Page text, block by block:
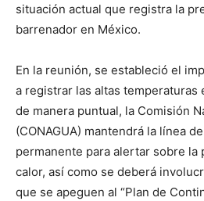
situación actual que registra la
barrenador en México.
En la reunión, se estableció el
a registrar las altas temperaturas
de manera puntual, la Comisión
(CONAGUA) mantendrá la línea
permanente para alertar sobre la
calor, así como se deberá
que se apeguen al “Plan de